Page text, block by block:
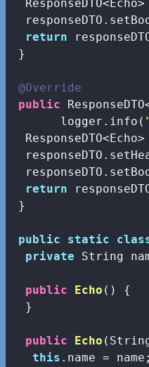
return
}
@Override
public
       logger.info(
return
}
public static
private String
public Echo ()
{
  }
public Echo
this .name = name;